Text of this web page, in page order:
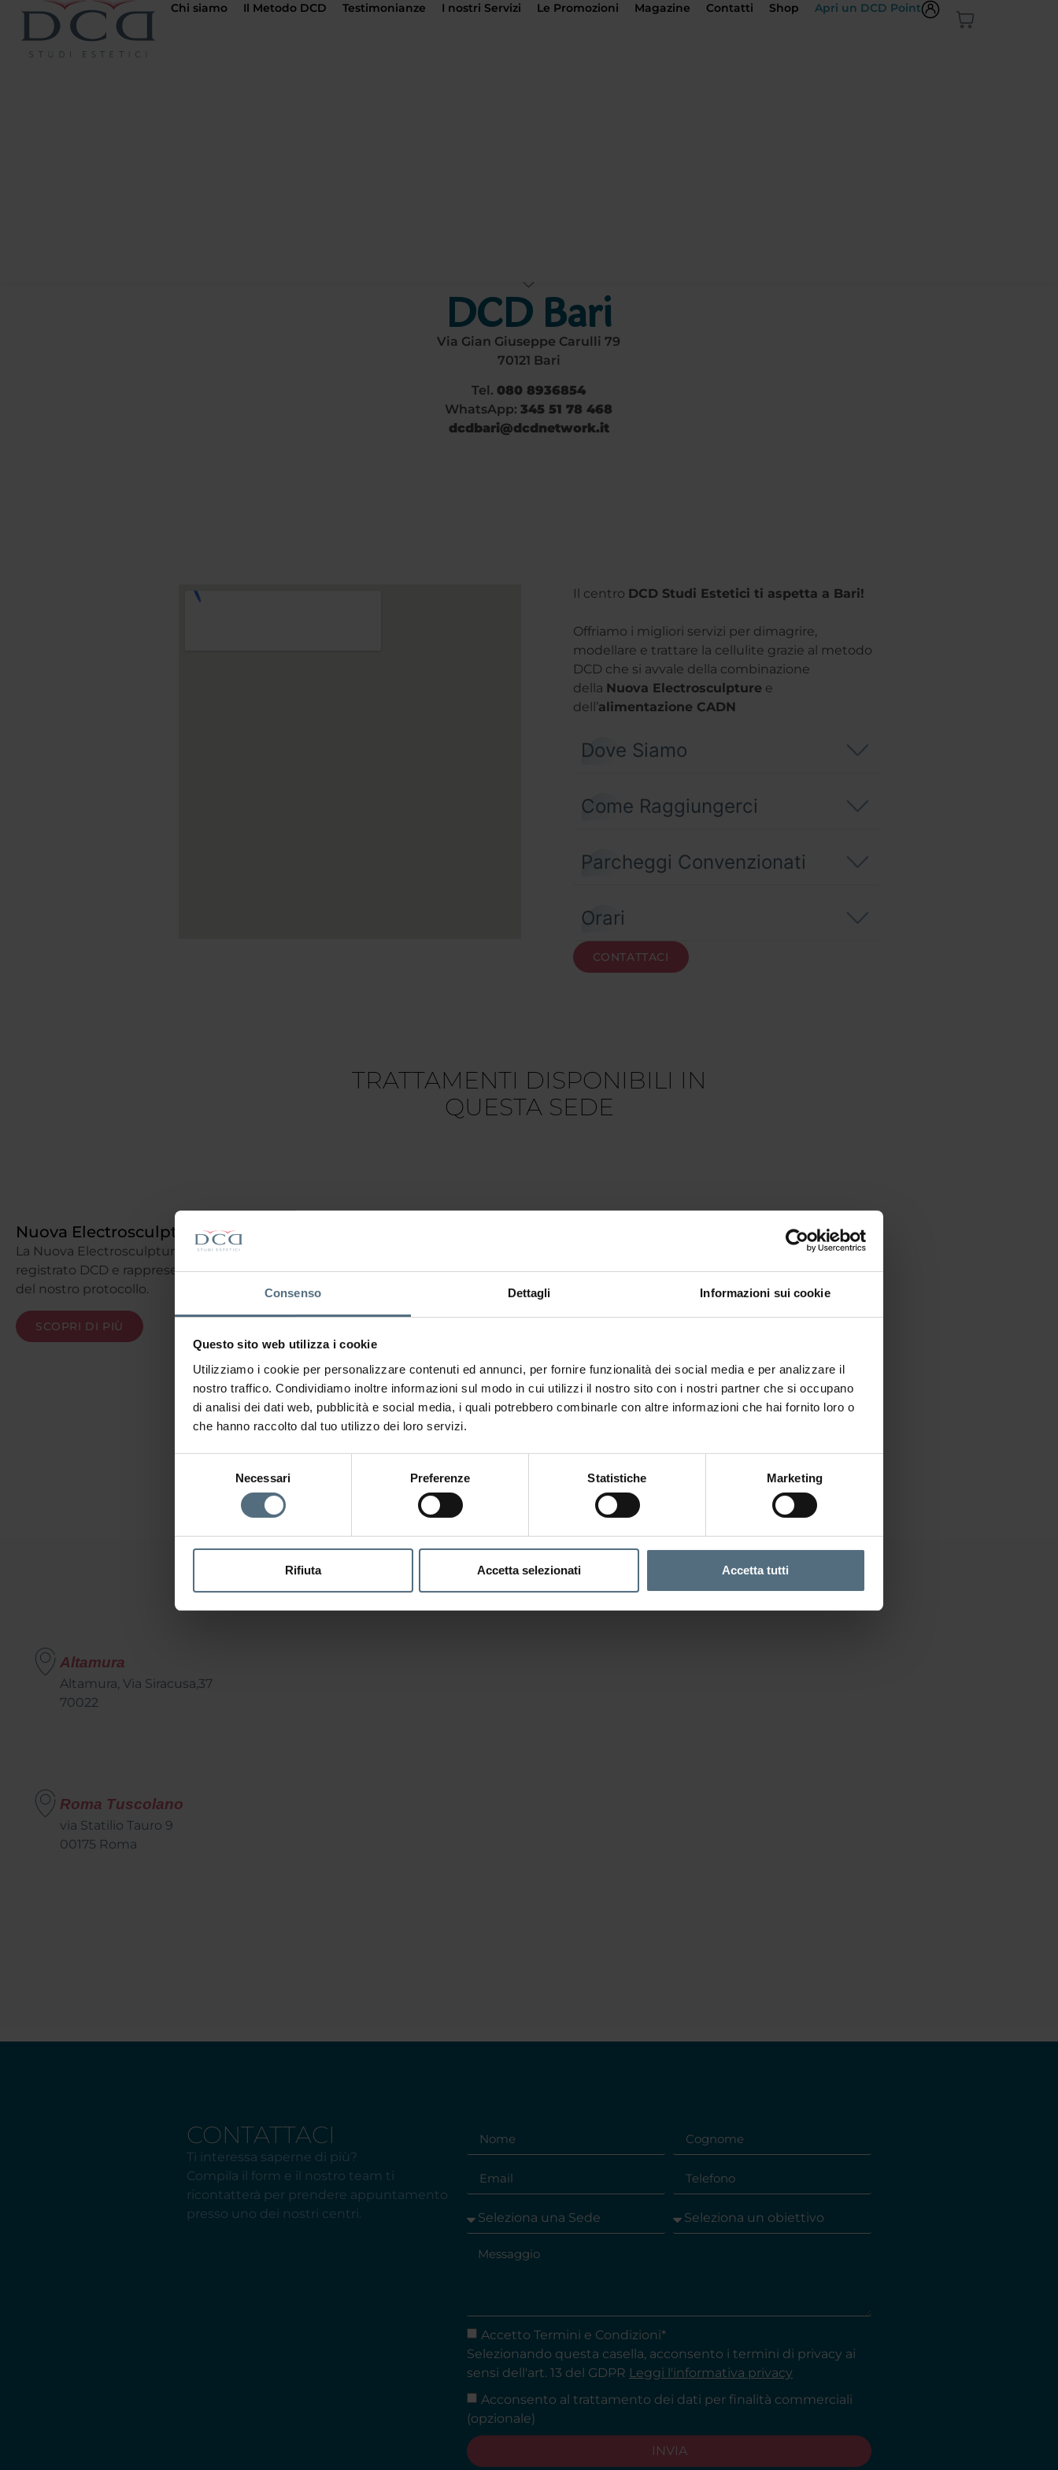
Consenso Dettagli Informazioni sui cookie
Questo sito web utilizza i cookie
Utilizziamo i cookie per personalizzare contenuti ed annunci, per fornire funzionalità dei social media e per analizzare il
nostro traffico. Condividiamo inoltre informazioni sul modo in cui utilizzi il nostro sito con i nostri partner che si occupano
di analisi dei dati web, pubblicità e social media, i quali potrebbero combinarle con altre informazioni che hai fornito loro o
che hanno raccolto dal tuo utilizzo dei loro servizi.
Necessari Preferenze Statistiche Marketing
Rifiuta Accetta selezionati Accetta tutti
Chi siamo Il Metodo DCD Testimonianze I nostri Servizi Le Promozioni Magazine Contatti Shop Apri un DCD Point
Bari
DCD Bari
Via Gian Giuseppe Carulli 79
70121 Bari
Tel. 080 8936854
WhatsApp:345 51 78 468
dcdbari@dcdnetwork.it
Il centro DCD Studi Estetici ti aspetta a Bari!
Offriamo i migliori servizi per dimagrire,
modellare e trattare la cellulite grazie al metodo
DCD che si avvale della combinazione
della Nuova Electrosculpturee
dell’alimentazione CADN
Dove Siamo
Come Raggiungerci
Parcheggi Convenzionati
Orari
CONTATTACI
TRATTAMENTI DISPONIBILI IN
QUESTA SEDE
Nuova Electrosculpture®
La Nuova Electrosculpture® è un marchio
registrato DCD e rappresenta il fiore all’occhiello
del nostro protocollo.
SCOPRI DI PIÙ
Le altre Sedi
Altamura
Altamura, Via Siracusa,37
70022
Roma Tuscolano
via Statilio Tauro 9
00175 Roma
CONTATTACI
Ti interessa saperne di più?
Compila il form e il nostro team ti
ricontatterà per prendere appuntamento
presso uno dei nostri centri.
Accetto Termini e Condizioni*
Selezionando questa casella, acconsento i termini di privacy ai
sensi dell'art. 13 del GDPR Leggi l'informativa privacy
Acconsento al trattamento dei dati per finalità commerciali
(opzionale)
INVIA